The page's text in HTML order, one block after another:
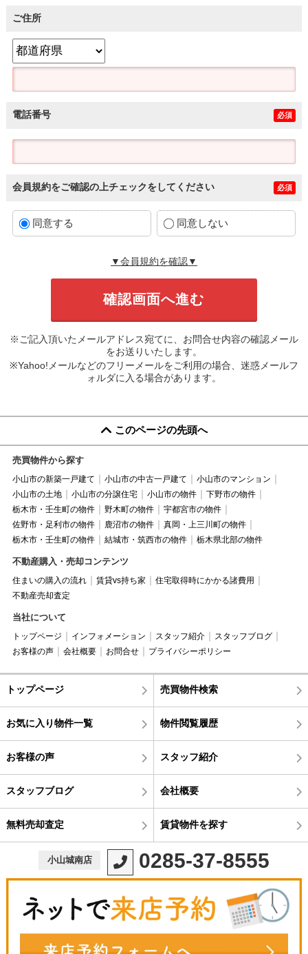
ご住所
電話番号 必須
会員規約をご確認の上チェックをしてください 必須
同意する 同意しない
▼会員規約を確認▼
※ご記入頂いたメールアドレス宛てに、お問合せ内容の確認メール
をお送りいたします。
※Yahoo!メールなどのフリーメールをご利用の場合、迷惑メールフ
ォルダに入る場合があります。
このページの先頭へ
売買物件から探す
小山市の新築一戸建て 小山市の中古一戸建て
小山市のマンション
小山市の土地
小山市の分譲住宅 小山市の物件
下野市の物件
栃木市・壬生町の物件
野木町の物件
宇都宮市の物件
佐野市・足利市の物件
鹿沼市の物件
真岡・上三川町の物件
栃木市・壬生町の物件
結城市・筑西市の物件 栃木県北部の物件
不動産購入・売却コンテンツ
住まいの購入の流れ 賃貸vs持ち家
住宅取得時にかかる諸費用
不動産売却査定
当社について
トップページ インフォメーション スタッフ紹介
スタッフブログ
お客様の声
会社概要 お問合せ プライバシーポリシー
トップページ 売買物件検索
お気に入り物件一覧 物件閲覧履歴
お客様の声 スタッフ紹介
スタッフブログ 会社概要
無料売却査定 賃貸物件を探す
小山城南店 0285-37-8555